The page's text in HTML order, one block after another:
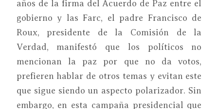
años de la firma del Acuerdo de Paz entre el
gobierno y las Farc, el padre Francisco de
Roux, presidente de la Comisión de la
Verdad, manifestó que los políticos no
mencionan la paz por que no da votos,
prefieren hablar de otros temas y evitan este
que sigue siendo un aspecto polarizador. Sin
embargo, en esta campaña presidencial que